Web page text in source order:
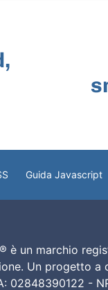
Guida Javascript
è un marchio
Un progetto a
02848390122 -